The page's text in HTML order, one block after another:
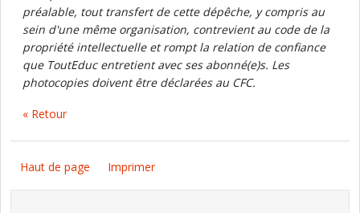
préalable, tout transfert de cette dépêche, y compris au
sein d'une même organisation, contrevient au code de la
propriété intellectuelle et rompt la relation de confiance
que ToutEduc entretient avec ses abonné(e)s. Les
photocopies doivent être déclarées au CFC.
« Retour
Haut de page Imprimer